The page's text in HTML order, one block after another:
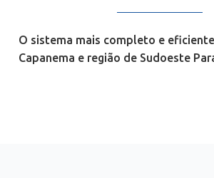
O sistema mais completo e
Capanema e região de Sudoeste